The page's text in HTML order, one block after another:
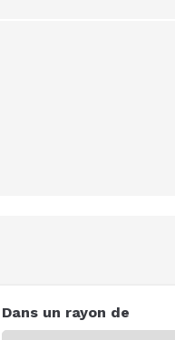
Dans un rayon de